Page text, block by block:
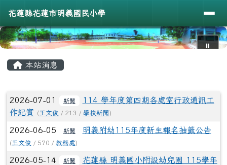
花蓮縣花蓮市明義國民小學
導覽列
花蓮縣花蓮市明義國民小學
⏸
本站消息
文章列表
2026-07-01 新聞
114 學年度第四期各處室行政通訊工
作紀實 (王文俊 / 213 / 學校新聞)
2026-06-05 新聞 明義附幼115年度新生報名抽籤公告
(王文俊 / 570 / 教務處)
2026-05-14 新聞
花蓮縣 明義國小附設幼兒園 115學年